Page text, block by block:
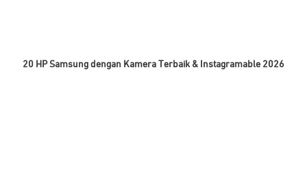
20 HP Samsung dengan Kamera Terbaik & Instagramable 2026